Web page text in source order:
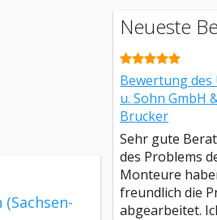
Neueste
Bewertung
u. Sohn GmbH
Brucker
Sehr gute
des Problems
Monteure
freundlich die
abgearbeitet.